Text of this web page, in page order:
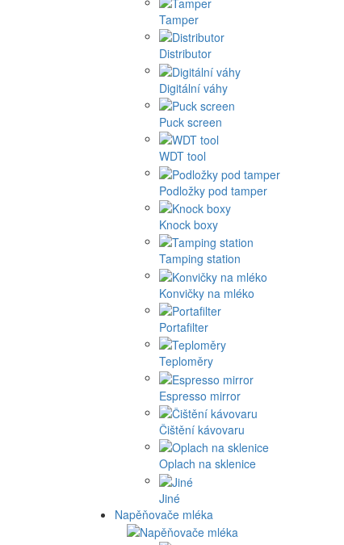
Tamper
Distributor
Digitální váhy
Puck screen
WDT tool
Podložky pod tamper
Knock boxy
Tamping station
Konvičky na mléko
Portafilter
Teploměry
Espresso mirror
Čištění kávovaru
Oplach na sklenice
Jiné
Napěňovače mléka